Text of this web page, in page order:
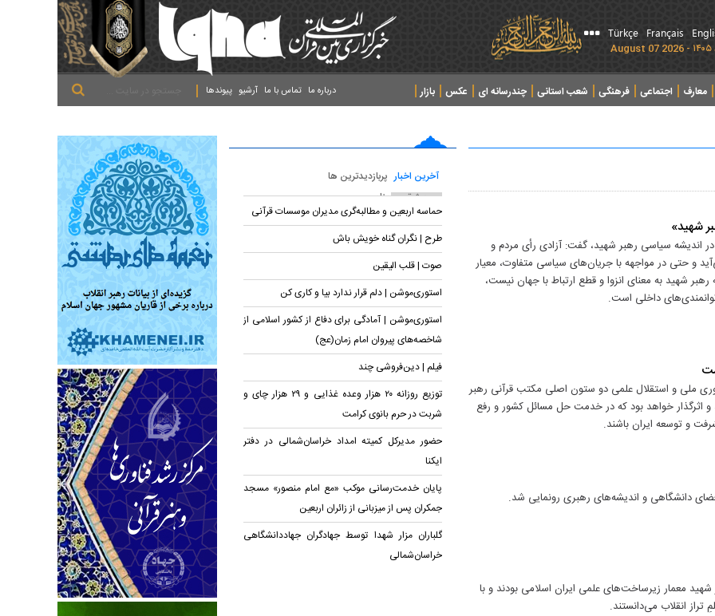
Français
Türkçe
معارف اجتماعی فرهنگی شعب استانی چندرسانه ای عکس بازار پیوندها آرشیو تماس با ما درباره ما
شهید»
در اندیشه سیاسی رهبر شهید، گفت: آزادی رأی مردم و
و حتی در مواجهه با جریان‌های سیاسی متفاوت، معیار
شهید به معنای انزوا و قطع ارتباط با جهان نیست،
داخلی است.
ملی و استقلال علمی دو ستون اصلی مکتب قرآنی رهبر
اثرگذار خواهد بود که در خدمت حل مسائل کشور و رفع
و توسعه ایران باشند.
دانشگاهی و اندیشه‌های رهبری رونمایی شد.
معمار زیرساخت‌های علمی ایران اسلامی بودند و با
انقلاب می‌دانستند.
آخرین اخبار پربازدیدترین ها
پربحث ترین عناوین
حماسه اربعین و مطالبه‌گری مدیران موسسات قرآنی
طرح | نگران گناه خویش باش
صوت | قلب الیقین
استوری‌موشن | دلم قرار ندارد بیا و کاری کن
استوری‌موشن | آمادگی برای دفاع از کشور اسلامی از
شاخصه‌های پیروان امام زمان(عج)
فیلم | دین‌فروشی چند
توزیع روزانه ۲۰ هزار وعده غذایی و ۲۹ هزار چای و
شربت در حرم بانوی کرامت
حضور مدیرکل کمیته امداد خراسان‌شمالی در دفتر
ایکنا
پایان خدمت‌رسانی موکب «مع امام منصور» مسجد
جمکران پس از میزبانی از زائران اربعین
گلباران مزار شهدا توسط جهادگران جهاد‌دانشگاهی
خراسان‌شمالی